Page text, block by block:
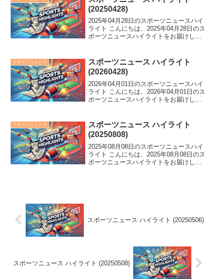
様々な...
(20250428)
2025年04月28日のスポーツニュースハイ
ライト こんにちは、2025年04月28日のス
ポーツニュースハイライトをお届けしま
は熱い一日を過ごす中、感動と驚きが交
差す...
スポーツニュース
スポーツニュース ハイライト
(20260428)
2026年04月01日のスポーツニュースハイ
ライト こんにちは、2026年04月01日のス
ポーツニュースハイライトをお届けしま
吉田知那美がロコ退団。スポーツ界に
様々な...
スポーツニュース
スポーツニュース ハイライト
(20250808)
2025年08月08日のスポーツニュースハイ
ライト こんにちは、2025年08月08日のス
ポーツニュースハイライトをお届けしま
スポーツニュース ハイライト (20250506)
スポーツニュース ハイライト (20250508)